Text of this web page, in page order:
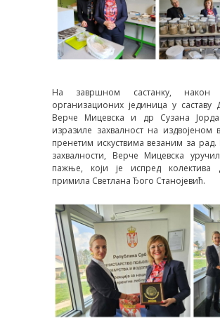
На завршном састанку, након
организационих јединица у саставу
Верче Мицевска и др Сузана
изразиле захвалност на издвојеном
пренетим искуствима везаним за
захвалности, Верче Мицевска
пажње, који је испред колектива
примила Светлана Ђого Станојевић.